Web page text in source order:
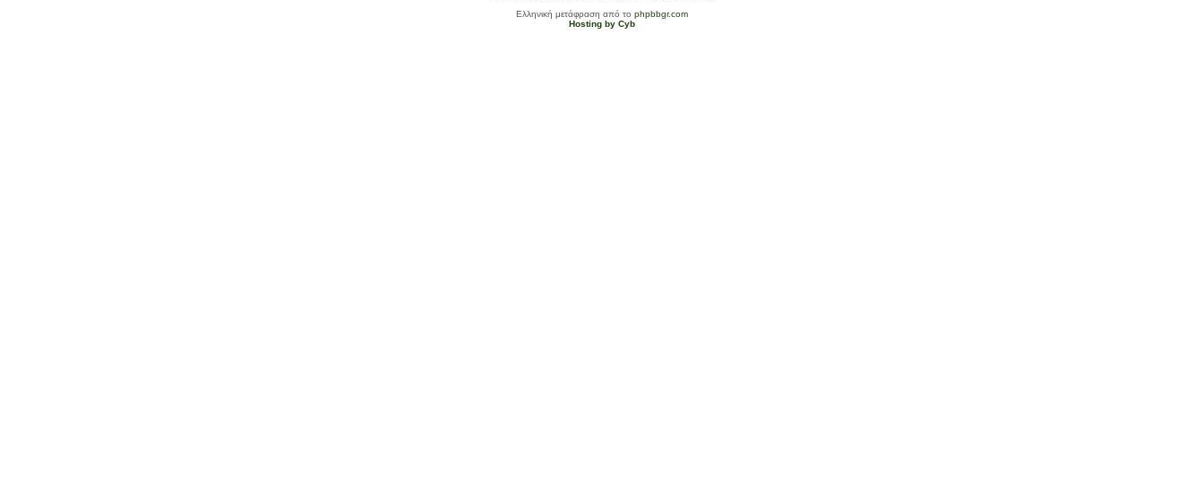
Ελληνική μετάφραση από το phpbbgr.com
Hosting by Cyb